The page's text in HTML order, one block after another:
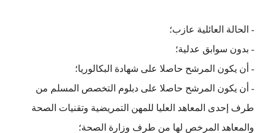
- الحالة العائلية عازب؛
- بدون سوابق عدلية؛
- أن يكون المرشح حاصلا على شهادة البكالوريا؛
- أن يكون المرشح حاصلا على دبلوم التخصص المسلم من
طرف إحدى المعاهد العليا للمهن التمريضية وتقنيات الصحة
والمعاهد المرخص لها من طرف وزارة الصحة؛